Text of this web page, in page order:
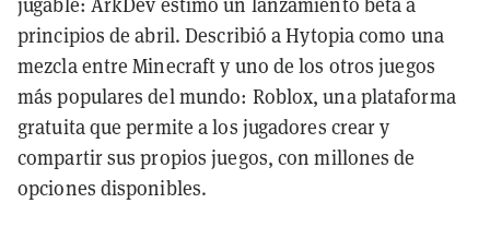
principios de abril. Describió a Hytopia como una
mezcla entre Minecraft y uno de los otros juegos
más populares del mundo: Roblox, una plataforma
gratuita que permite a los jugadores crear y
compartir sus propios juegos, con millones de
opciones disponibles.